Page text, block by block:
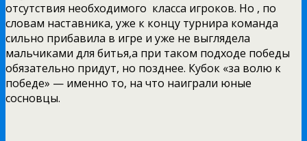
отсутствия необходимого класса игроков. Но , по
словам наставника, уже к концу турнира команда
сильно прибавила в игре и уже не выглядела
мальчиками для битья,а при таком подходе победы
обязательно придут, но позднее. Кубок «за волю к
победе» — именно то, на что наиграли юные
сосновцы.